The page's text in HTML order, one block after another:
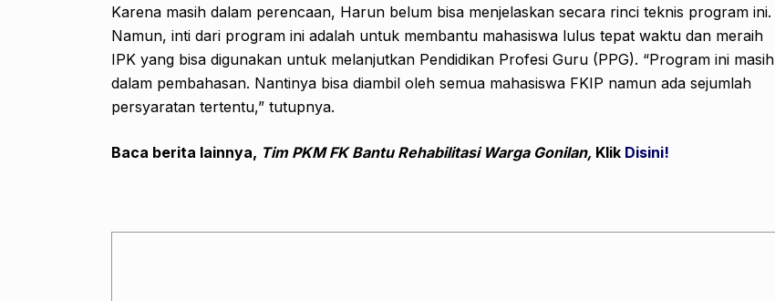
Karena masih dalam perencaan, Harun belum bisa menjelaskan secara rinci teknis program ini.
Namun, inti dari program ini adalah untuk membantu mahasiswa lulus tepat waktu dan meraih
IPK yang bisa digunakan untuk melanjutkan Pendidikan Profesi Guru (PPG). “Program ini masih
dalam pembahasan. Nantinya bisa diambil oleh semua mahasiswa FKIP namun ada sejumlah
persyaratan tertentu,” tutupnya.
Baca berita lainnya, Tim PKM FK Bantu Rehabilitasi Warga Gonilan, Klik Disini!